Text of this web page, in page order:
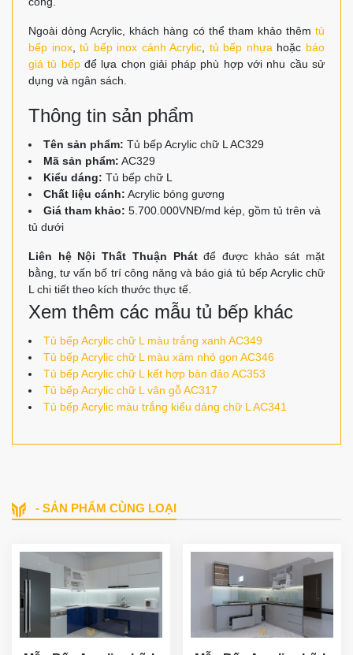
Ngoài dòng Acrylic, khách hàng có thể tham khảo thêm tủ
bếp inox,tủ bếp inox cánh Acrylic tủ bếp nhựa hoặc báo
giá tủ bếpđể lựa chọn giải pháp phù hợp với nhu cầu sử
dụng và ngân sách.
Thông tin sản phẩm
Tên sản phẩm: Tủ bếp Acrylic chữ L AC329
Mã sản phẩm: AC329
Kiểu dáng: Tủ bếp chữ L
Chất liệu cánh: Acrylic bóng gương
Giá tham khảo: 5.700.000VNĐ/md kép, gồm tủ trên và
tủ dưới
Liên hệ Nội Thất Thuận Phátđể được khảo sát mặt
bằng, tư vấn bố trí công năng và báo giá tủ bếp Acrylic chữ
L chi tiết theo kích thước thực tế.
Xem thêm các mẫu tủ bếp khác
Tủ bếp Acrylic chữ L màu trắng xanh AC349
Tủ bếp Acrylic chữ L màu xám nhỏ gọn AC346
Tủ bếp Acrylic chữ L kết hợp bàn đảo AC353
Tủ bếp Acrylic chữ L vân gỗ AC317
Tủ bếp Acrylic màu trắng kiểu dáng chữ L AC341
- SẢN PHẨM CÙNG LOẠI